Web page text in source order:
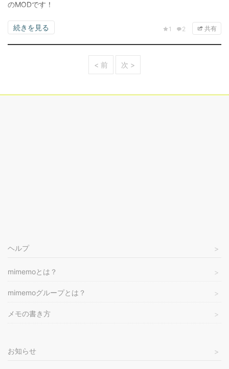
1 2 共有
のMODです！
続きを見る
< 前 次 >
ヘルプ
mimemoとは？
mimemoグループとは？
メモの書き方
お知らせ